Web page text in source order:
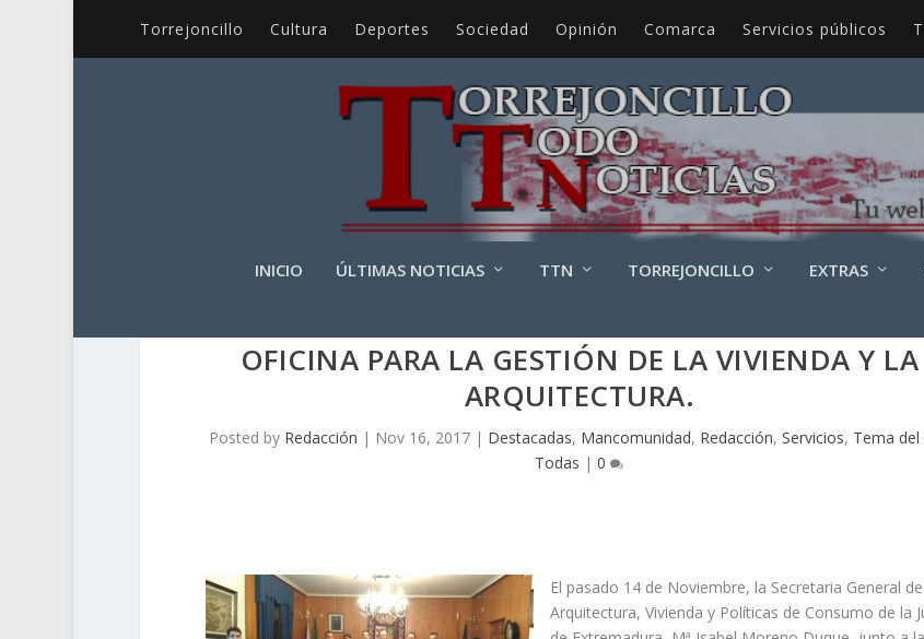
Torrejoncillo Cultura Deportes Sociedad Opinión Comarca Servicios públicos
INICIO ÚLTIMAS NOTICIAS TTN TORREJONCILLO EXTRAS
OFICINA PARA LA GESTIÓN DE LA VIVIENDA Y LA
ARQUITECTURA.
Posted by Redacción | Nov 16, 2017 | Destacadas, Mancomunidad, Redacción,Servicios, Tema del
Todas |0
El pasado 14 de Noviembre, la Secretaria General de
Arquitectura, Vivienda y Políticas de Consumo de la